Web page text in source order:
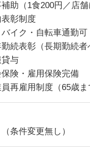
助（1食200円／店舗
彰制度
イク・自転車通勤可
続表彰（長期勤続者
貸与
険・雇用保険完備
再雇用制度（65歳
条件変更無し）